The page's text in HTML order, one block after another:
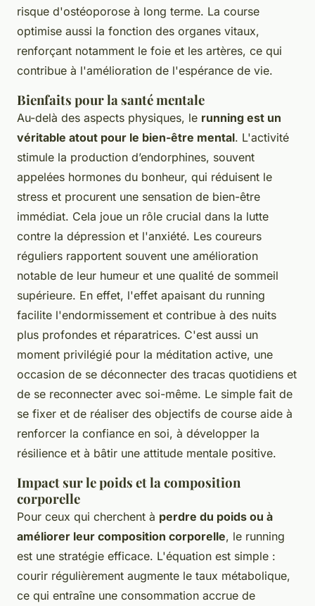
risque d'ostéoporose à long terme. La course
optimise aussi la fonction des organes vitaux,
renforçant notamment le foie et les artères, ce qui
contribue à l'amélioration de l'espérance de vie.
Bienfaits pour la santé mentale
Au-delà des aspects physiques, le running est un
véritable atout pour le bien-être mental. L'activité
stimule la production d’endorphines, souvent
appelées hormones du bonheur, qui réduisent le
stress et procurent une sensation de bien-être
immédiat. Cela joue un rôle crucial dans la lutte
contre la dépression et l'anxiété. Les coureurs
réguliers rapportent souvent une amélioration
notable de leur humeur et une qualité de sommeil
supérieure. En effet, l'effet apaisant du running
facilite l'endormissement et contribue à des nuits
plus profondes et réparatrices. C'est aussi un
moment privilégié pour la méditation active, une
occasion de se déconnecter des tracas quotidiens et
de se reconnecter avec soi-même. Le simple fait de
se fixer et de réaliser des objectifs de course aide à
renforcer la confiance en soi, à développer la
résilience et à bâtir une attitude mentale positive.
Impact sur le poids et la composition
corporelle
Pour ceux qui cherchent à perdre du poids ou à
améliorer leur composition corporelle, le running
est une stratégie efficace. L'équation est simple :
courir régulièrement augmente le taux métabolique,
ce qui entraîne une consommation accrue de